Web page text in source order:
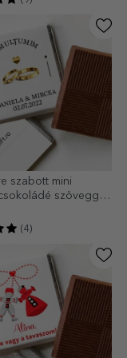
szabott mini
szöveggel
(4)